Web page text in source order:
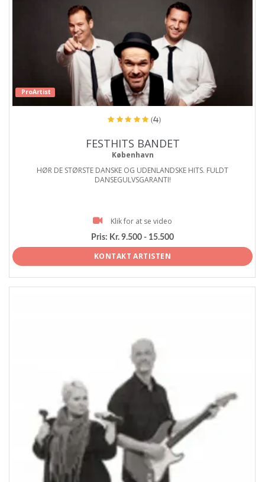
ProArtist
(4)
FESTHITS BANDET
København
HØR DE STØRSTE DANSKE OG UDENLANDSKE HITS. FULDT
DANSEGULVSGARANTI!
Klik for at se video
Pris: Kr. 9.500 - 15.500
KONTAKT ARTISTEN